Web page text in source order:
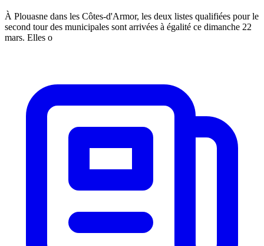
À Plouasne dans les Côtes-d'Armor, les deux listes qualifiées pour le
second tour des municipales sont arrivées à égalité ce dimanche 22
mars. Elles o